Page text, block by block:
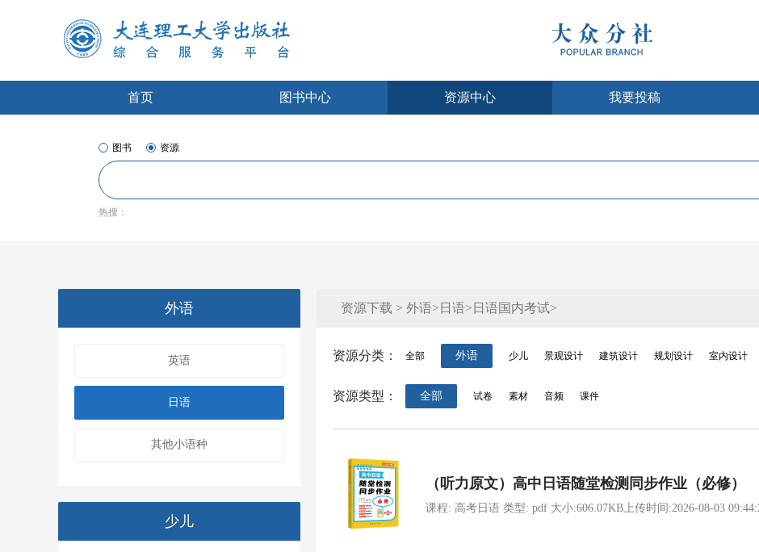
首页 图书中心 资源中心 我要投稿
图书 资源
热搜：
外语
英语
日语
其他小语种
少儿
资源下载 > 外语>日语>日语国内考试>
资源分类： 全部 外语 少儿 景观设计 建筑设计 规划设计 室内设计
资源类型： 全部 试卷 素材 音频 课件
（听力原文）高中日语随堂检测同步作业（必修）
课程: 高考日语 类型: pdf 大小:606.07KB上传时间:2026-08-03